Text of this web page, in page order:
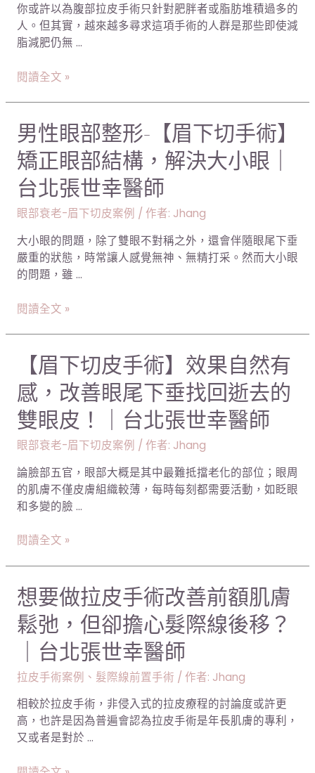
該
怎
麼
台
世
幸
醫
師
你或許以為腹部拉皮手術只針對肥胖者或脂肪堆積過多的
人。但其實，越來越多尋求這項手術的人群是那些即使減
脂減肥仍無 …
的
「腹
直
肌
分
離」
導
致
的
肚
子
凸
出、
肚
皮
鬆
｜
北
幸
醫
師
閱讀全文 »
男性眼部整形-【眉下切手術】
矯正眼部結構，解決大小眼｜
台北張世幸醫師
眼部衰老-眉下切皮案例 / 作者: Jhang
大小眼的問題，除了雙眼不對稱之外，還會伴隨眼尾下垂
嚴重的狀態，時常讓人感覺無神、無精打采。然而大小眼
的問題，雖 …
男
性
眼
部
整
形-
下
切
手
矯
構，
解
決
大
小
眼
｜
台
北
張
世
醫
師
閱讀全文 »
【眉下切皮手術】效果自然有
感，改善眼尾下垂找回逝去的
雙眼皮！｜台北張世幸醫師
眼部衰老-眉下切皮案例 / 作者: Jhang
論臉部五官，眼部大概是其中最難抵擋老化的部位；眼周
的肌膚不僅皮膚組織較薄，每時每刻都需要活動，如眨眼
和多變的臉 …
【眉
切
皮
手
術】
果
自
然
感，
眼
尾
下
垂
找
回
逝
去
的
雙
閱讀全文 »
想要做拉皮手術改善前額肌膚
鬆弛，但卻擔心髮際線後移？
｜台北張世幸醫師
拉皮手術案例 、 髮際線前置手術 / 作者: Jhang
相較於拉皮手術，非侵入式的拉皮療程的討論度或許更
高，也許是因為普遍會認為拉皮手術是年長肌膚的專利，
又或者是對於 …
想
要
做
拉
手
改
善
前